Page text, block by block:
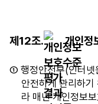
제12조. 개인정
① 행정안전부(인터넷
안전하게 관리하기
라 매년 개인정보